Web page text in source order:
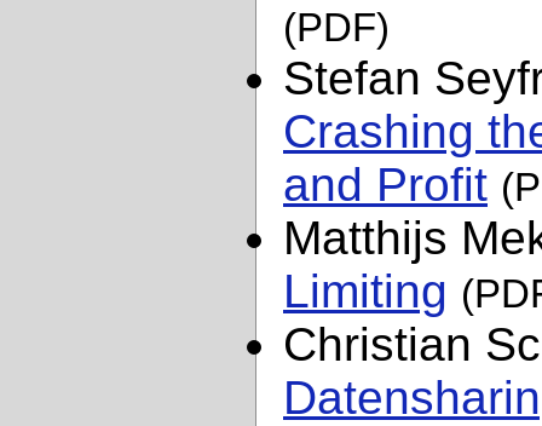
(PDF)
Stefan
Crashing
and Profit
Matthijs
Limiting
Christian